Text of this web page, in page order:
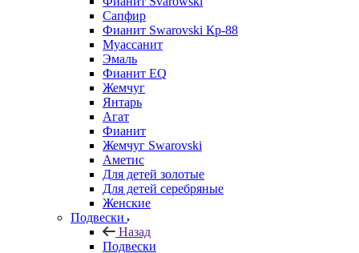
Сапфир
Фианит Swarovski Кр-88
Муассанит
Эмаль
Фианит EQ
Жемчуг
Янтарь
Агат
Фианит
Жемчуг Swarovski
Аметис
Для детей золотые
Для детей серебряные
Женские
Подвески
Назад
Подвески